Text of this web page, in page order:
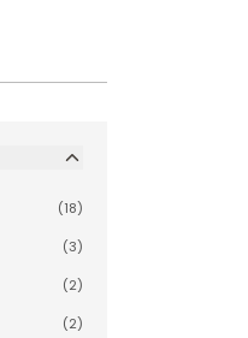
(18)
(3)
(2)
(2)